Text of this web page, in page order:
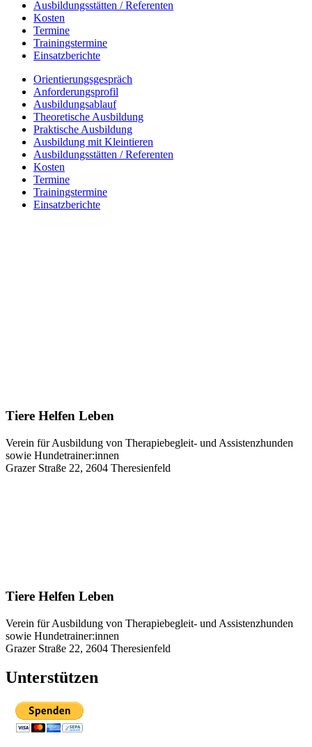
Ausbildungsstätten / Referenten
Kosten
Termine
Trainingstermine
Einsatzberichte
Orientierungsgespräch
Anforderungsprofil
Ausbildungsablauf
Theoretische Ausbildung
Praktische Ausbildung
Ausbildung mit Kleintieren
Ausbildungsstätten / Referenten
Kosten
Termine
Trainingstermine
Einsatzberichte
Tiere Helfen Leben
Verein für Ausbildung von Therapiebegleit- und Assistenzhunden
sowie Hundetrainer:innen
Grazer Straße 22, 2604 Theresienfeld
Tiere Helfen Leben
Verein für Ausbildung von Therapiebegleit- und Assistenzhunden
sowie Hundetrainer:innen
Grazer Straße 22, 2604 Theresienfeld
Unterstützen